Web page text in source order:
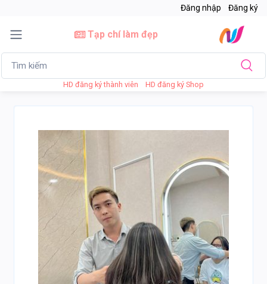
Đăng nhập Đăng ký
Tạp chí làm đẹp
HD đăng ký thành viên HD đăng ký Shop